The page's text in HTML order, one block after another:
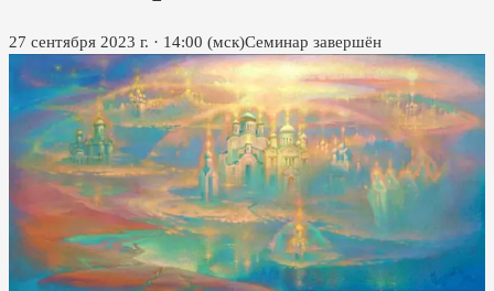
27 сентября 2023 г. · 14:00 (мск)Семинар завершён